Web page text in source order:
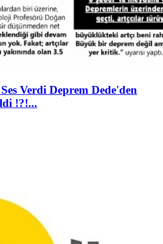
Verdi Deprem Dede'den
!?!...